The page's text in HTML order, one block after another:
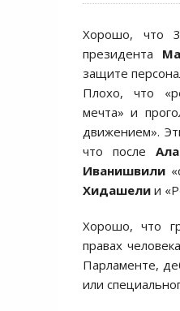
Хорошо, что
президента
защите
Плохо, что
мечта» и
движением».
что после
Иванишвили
Хидашели и
Хорошо, что
правах
Парламенте,
или